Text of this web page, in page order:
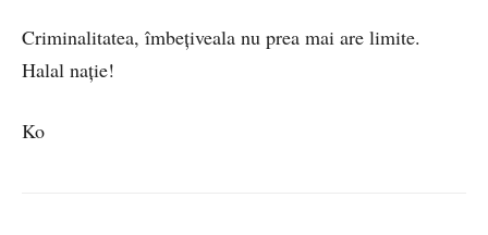
Criminalitatea, îmbețiveala nu prea mai are limite.
Halal nație!
Ko